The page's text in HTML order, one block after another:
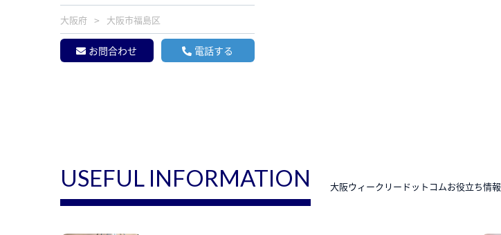
大阪府 大阪市福島区
お問合わせ 電話する
USEFUL INFORMATION 大阪ウィークリードットコムお役立ち情報